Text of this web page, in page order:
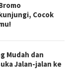
Cocok
Mudah dan
Jalan-jalan ke